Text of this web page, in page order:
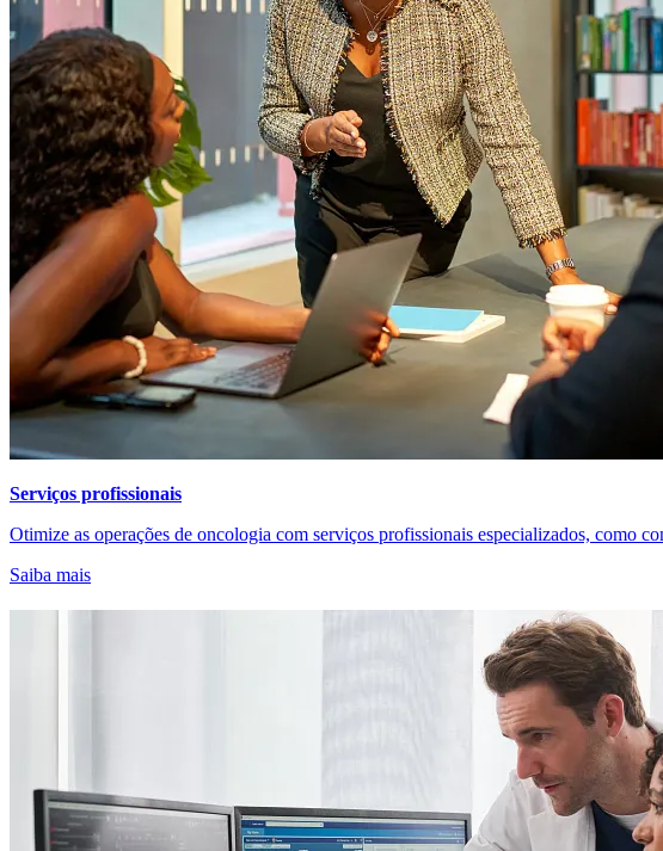
Serviços profissionais
Otimize as operações de oncologia com serviços profissionais especializados, como
Saiba mais